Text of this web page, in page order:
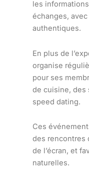
les
échanges,
authentiques.
En plus de
organise
pour ses
de cuisine, des
speed dating.
Ces
des rencontres
de l’écran, et
naturelles.